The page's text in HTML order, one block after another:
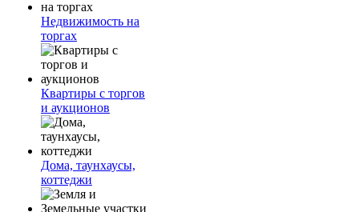
Недвижимость на
торгах
Квартиры с торгов
и аукционов
Дома, таунхаусы,
коттеджи